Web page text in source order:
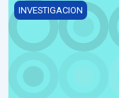
INVESTIGACIÓN
INVESTIGACION